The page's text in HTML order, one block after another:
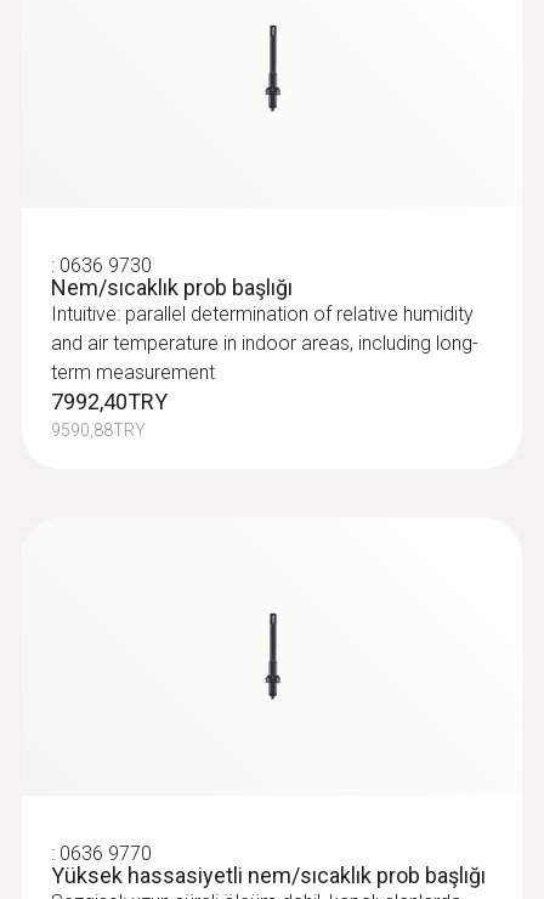
: 0636 9730
Nem/sıcaklık prob başlığı
Intuitive: parallel determination of relative humidity
and air temperature in indoor areas, including long-
term measurement
7992,40TRY
9590,88TRY
: 0636 9770
Yüksek hassasiyetli nem/sıcaklık prob başlığı